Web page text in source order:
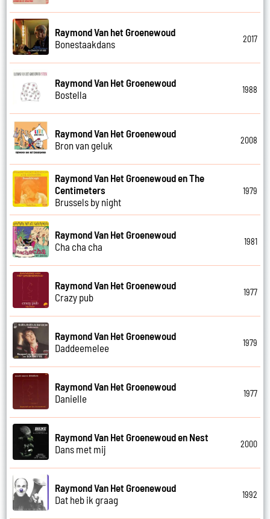
Raymond Van het Groenewoud
Bonestaakdans
2017
Raymond Van Het Groenewoud
Bostella
1988
Raymond Van Het Groenewoud
Bron van geluk
2008
Raymond Van Het Groenewoud en The
Centimeters
Brussels by night
1979
Raymond Van Het Groenewoud
Cha cha cha
1981
Raymond Van Het Groenewoud
Crazy pub
1977
Raymond Van Het Groenewoud
Daddeemelee
1979
Raymond Van Het Groenewoud
Danielle
1977
Raymond Van Het Groenewoud en Nest
Dans met mij
2000
Raymond Van Het Groenewoud
Dat heb ik graag
1992